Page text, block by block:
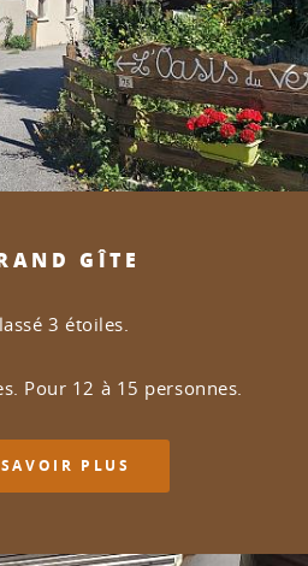
GÎTE
3 étoiles.
Pour 12 à 15 personnes.
PLUS